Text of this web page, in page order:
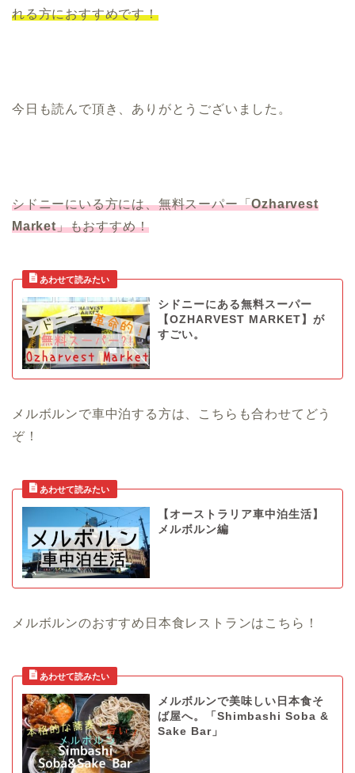
れる方におすすめです！
今日も読んで頂き、ありがとうございました。
シドニーにいる方には、無料スーパー「Ozharvest
Market」もおすすめ！
シドニーにある無料スーパー
【OZHARVEST MARKET】が
すごい。
メルボルンで車中泊する方は、こちらも合わせてどう
ぞ！
【オーストラリア車中泊生活】
メルボルン編
メルボルンのおすすめ日本食レストランはこちら！
メルボルンで美味しい日本食そ
ば屋へ。「Shimbashi Soba &
Sake Bar」